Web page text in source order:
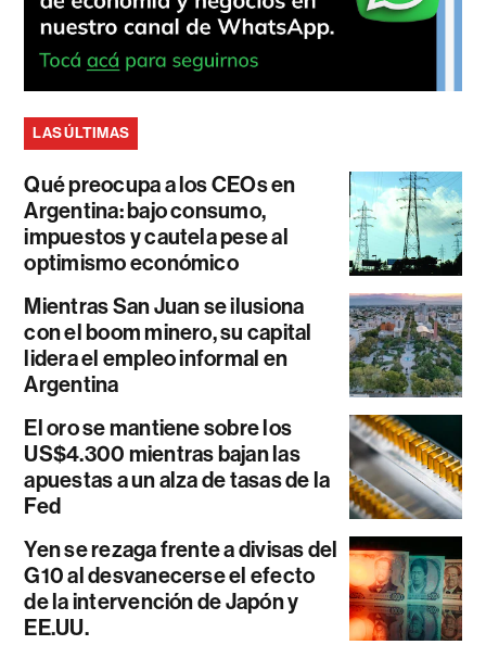
LAS ÚLTIMAS
Qué preocupa a los CEOs en
Argentina: bajo consumo,
impuestos y cautela pese al
optimismo económico
Mientras San Juan se ilusiona
con el boom minero, su capital
lidera el empleo informal en
Argentina
El oro se mantiene sobre los
US$4.300 mientras bajan las
apuestas a un alza de tasas de la
Fed
Yen se rezaga frente a divisas del
G10 al desvanecerse el efecto
de la intervención de Japón y
EE.UU.